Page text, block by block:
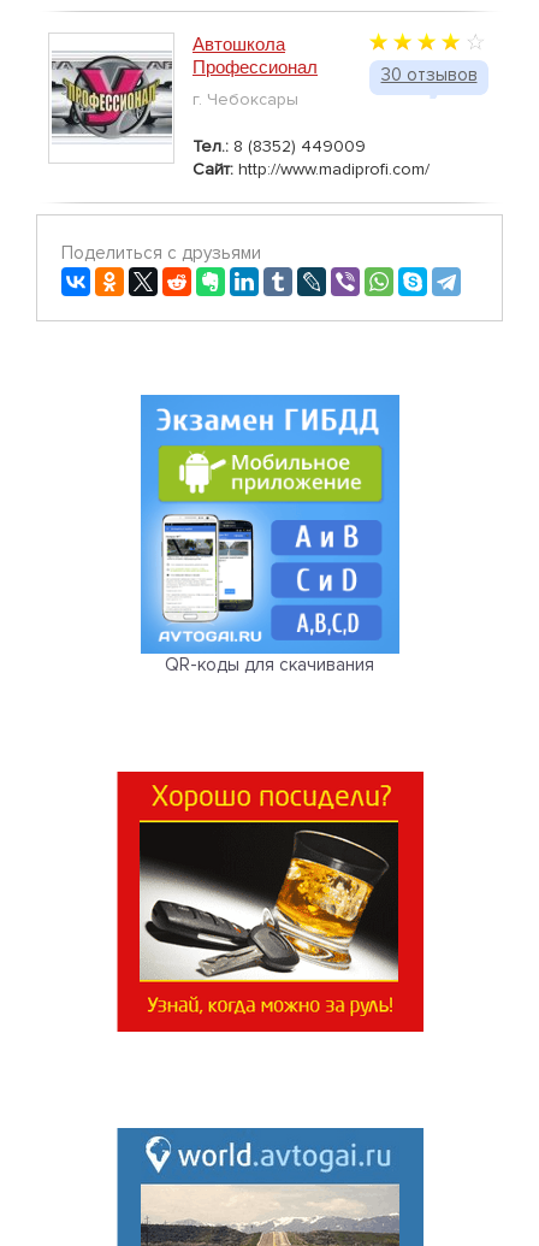
30 отзывов
Автошкола
Профессионал
г. Чебоксары
Тел.: 8 (8352) 449009
Сайт: http://www.madiprofi.com/
Поделиться с друзьями
QR-коды для скачивания